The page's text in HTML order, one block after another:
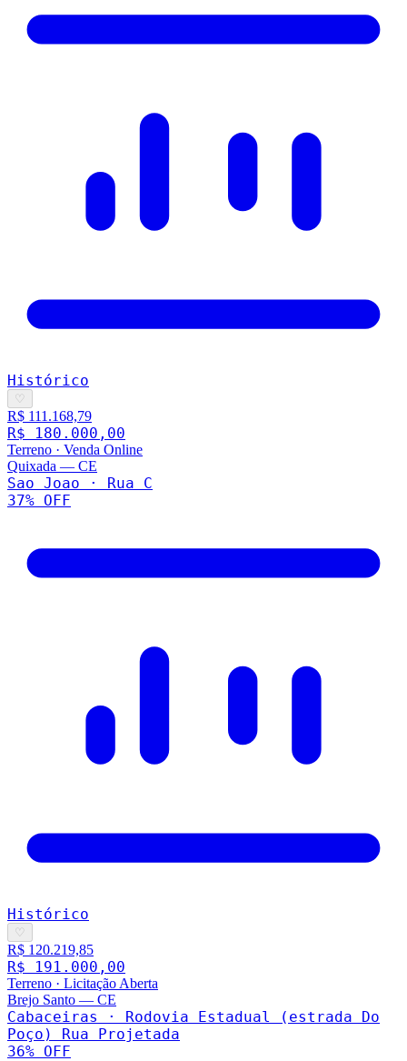
Histórico
♡
R$ 111.168,79
R$ 180.000,00
Terreno · Venda Online
Quixada — CE
Sao Joao · Rua C
37% OFF
Histórico
♡
R$ 120.219,85
R$ 191.000,00
Terreno · Licitação Aberta
Brejo Santo — CE
Cabaceiras · Rodovia Estadual (estrada Do
Poço) Rua Projetada
36% OFF